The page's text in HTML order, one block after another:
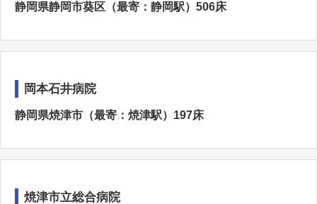
静岡県静岡市葵区（最寄：静岡駅）506床
岡本石井病院
静岡県焼津市（最寄：焼津駅）197床
焼津市立総合病院